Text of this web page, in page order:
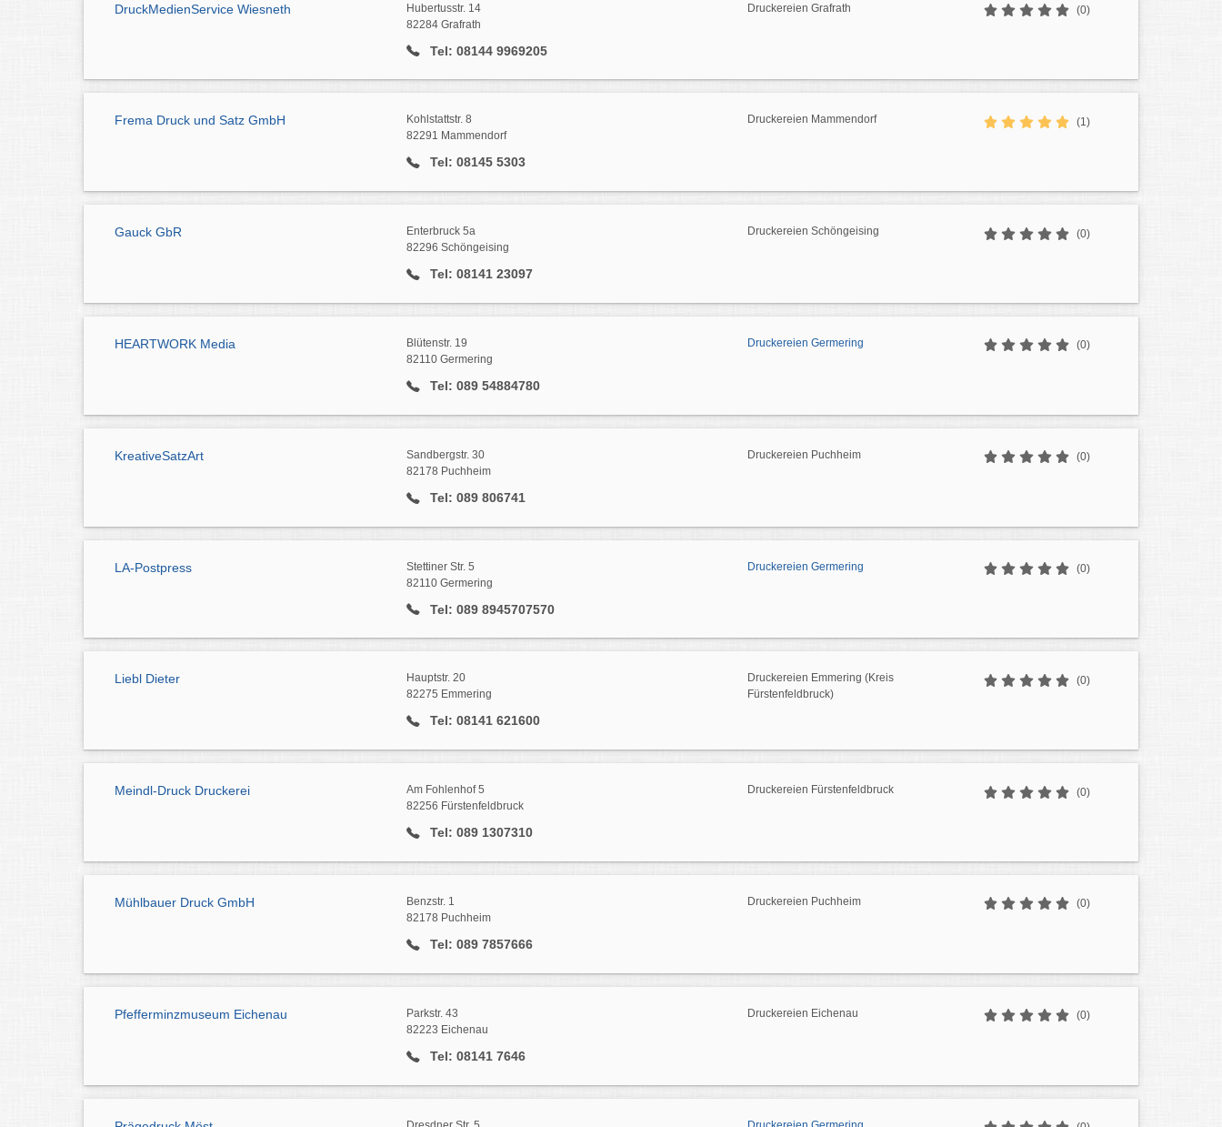
DruckMedienService Wiesneth
Hubertusstr. 14
82284 Grafrath
Tel: 08144 9969205
Druckereien Grafrath (0)
Frema Druck und Satz GmbH
Kohlstattstr. 8
82291 Mammendorf
Tel: 08145 5303
Druckereien Mammendorf (1)
Gauck GbR
Enterbruck 5a
82296 Schöngeising
Tel: 08141 23097
Druckereien Schöngeising (0)
HEARTWORK Media
Blütenstr. 19
82110 Germering
Tel: 089 54884780
Druckereien Germering (0)
KreativeSatzArt
Sandbergstr. 30
82178 Puchheim
Tel: 089 806741
Druckereien Puchheim (0)
LA-Postpress
Stettiner Str. 5
82110 Germering
Tel: 089 8945707570
Druckereien Germering (0)
Liebl Dieter
Hauptstr. 20
82275 Emmering
Tel: 08141 621600
Druckereien Emmering (Kreis
Fürstenfeldbruck)
(0)
Meindl-Druck Druckerei
Am Fohlenhof 5
82256 Fürstenfeldbruck
Tel: 089 1307310
Druckereien Fürstenfeldbruck (0)
Mühlbauer Druck GmbH
Benzstr. 1
82178 Puchheim
Tel: 089 7857666
Druckereien Puchheim (0)
Pfefferminzmuseum Eichenau
Parkstr. 43
82223 Eichenau
Tel: 08141 7646
Druckereien Eichenau (0)